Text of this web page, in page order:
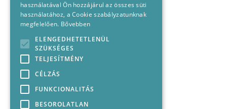
használatával Ön hozzájárul az összes süti
használatához, a Cookie szabályzatunknak
megfelelően. Bővebben
ELENGEDHETETLENÜL
SZÜKSÉGES
TELJESÍTMÉNY
CÉLZÁS
FUNKCIONALITÁS
BESOROLATLAN